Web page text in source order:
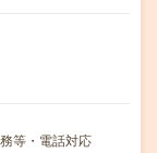
等・電話対応